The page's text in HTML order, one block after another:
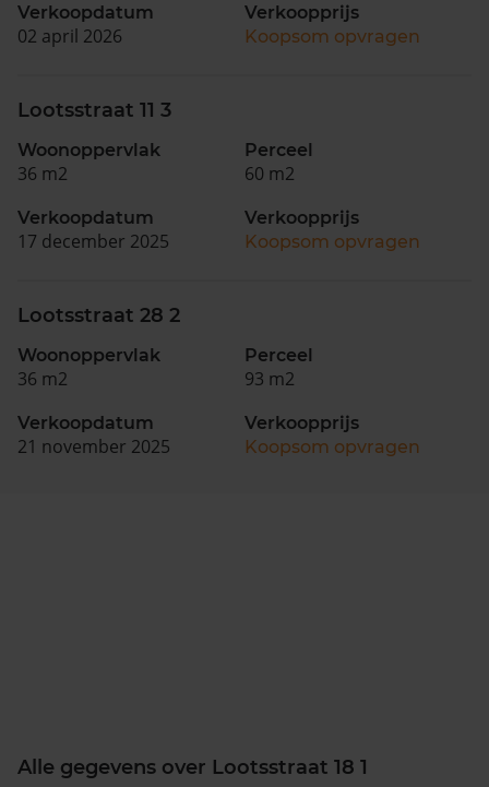
Verkoopdatum
02 april 2026
Verkoopprijs
Koopsom opvragen
Lootsstraat 11 3
Woonoppervlak
36 m2
Perceel
60 m2
Verkoopdatum
17 december 2025
Verkoopprijs
Koopsom opvragen
Lootsstraat 28 2
Woonoppervlak
36 m2
Perceel
93 m2
Verkoopdatum
21 november 2025
Verkoopprijs
Koopsom opvragen
Alle gegevens over Lootsstraat 18 1